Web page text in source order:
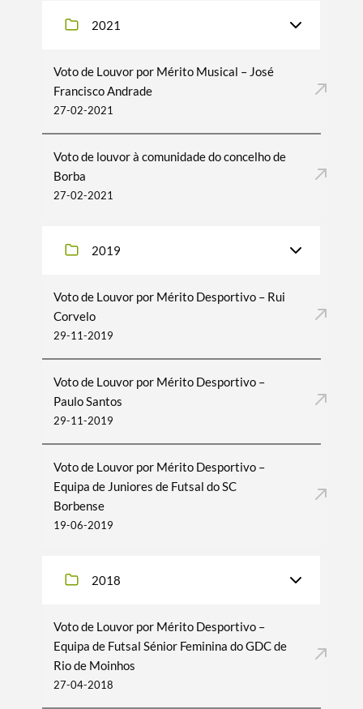
Filtros
2021
Voto de Louvor por Mérito Musical – José
Francisco Andrade
27-02-2021
Voto de louvor à comunidade do concelho de
Borba
27-02-2021
2019
Voto de Louvor por Mérito Desportivo – Rui
Corvelo
29-11-2019
Voto de Louvor por Mérito Desportivo –
Paulo Santos
29-11-2019
Voto de Louvor por Mérito Desportivo –
Equipa de Juniores de Futsal do SC
Borbense
19-06-2019
2018
Voto de Louvor por Mérito Desportivo –
Equipa de Futsal Sénior Feminina do GDC de
Rio de Moinhos
27-04-2018